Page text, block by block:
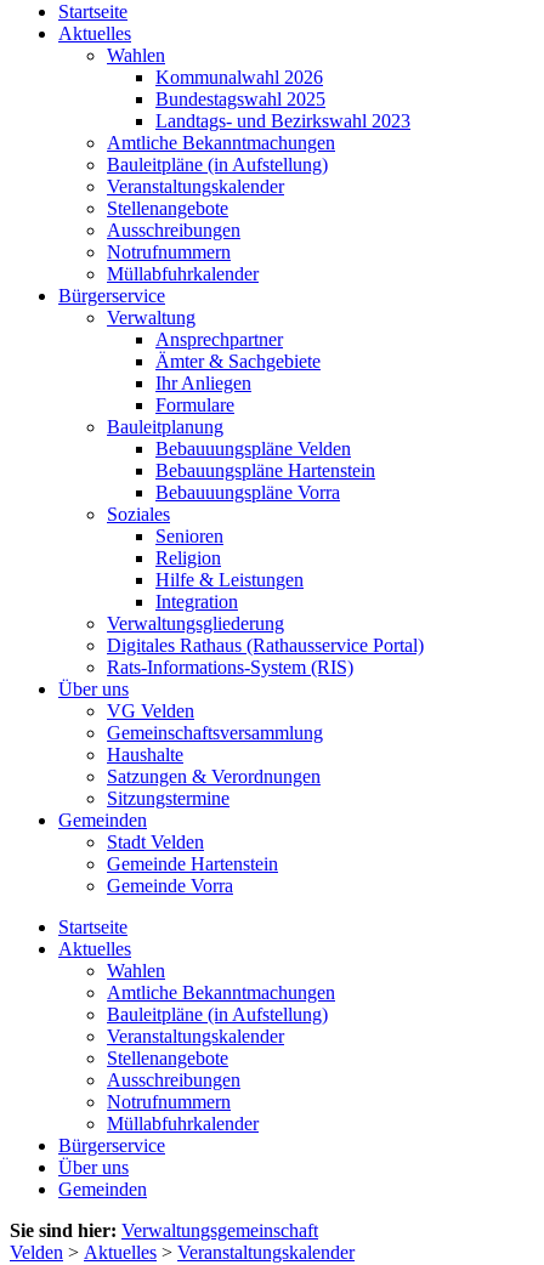
Startseite
Aktuelles
Wahlen
Kommunalwahl 2026
Bundestagswahl 2025
Landtags- und Bezirkswahl 2023
Amtliche Bekanntmachungen
Bauleitpläne (in Aufstellung)
Veranstaltungskalender
Stellenangebote
Ausschreibungen
Notrufnummern
Müllabfuhrkalender
Bürgerservice
Verwaltung
Ansprechpartner
Ämter & Sachgebiete
Ihr Anliegen
Formulare
Bauleitplanung
Bebauuungspläne Velden
Bebauungspläne Hartenstein
Bebauuungspläne Vorra
Soziales
Senioren
Religion
Hilfe & Leistungen
Integration
Verwaltungsgliederung
Digitales Rathaus (Rathausservice Portal)
Rats-Informations-System (RIS)
Über uns
VG Velden
Gemeinschaftsversammlung
Haushalte
Satzungen & Verordnungen
Sitzungstermine
Gemeinden
Stadt Velden
Gemeinde Hartenstein
Gemeinde Vorra
Startseite
Aktuelles
Wahlen
Amtliche Bekanntmachungen
Bauleitpläne (in Aufstellung)
Veranstaltungskalender
Stellenangebote
Ausschreibungen
Notrufnummern
Müllabfuhrkalender
Bürgerservice
Über uns
Gemeinden
Sie sind hier: Verwaltungsgemeinschaft
Velden > Aktuelles > Veranstaltungskalender